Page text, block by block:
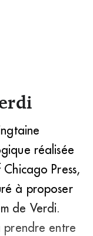
réalisée
Press,
à proposer
de Verdi.
prendre entre